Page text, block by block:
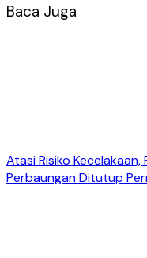
Baca Juga
Atasi Risiko
Perbaungan Ditutup